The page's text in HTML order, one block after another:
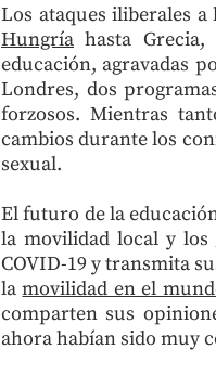
Los ataques iliberales a
Hungría hasta Grecia,
educación, agravadas
Londres, dos
forzosos. Mientras
cambios durante los
sexual.
El futuro de la
la movilidad local y los
COVID-19 y transmita
lamovilidad en el
comparten sus
ahora habían sido muy